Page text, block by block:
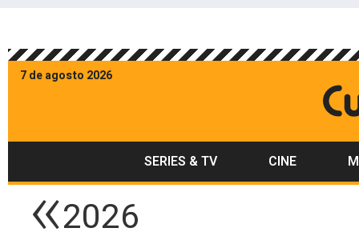
7 de agosto 2026
SERIES & TV CINE
2026